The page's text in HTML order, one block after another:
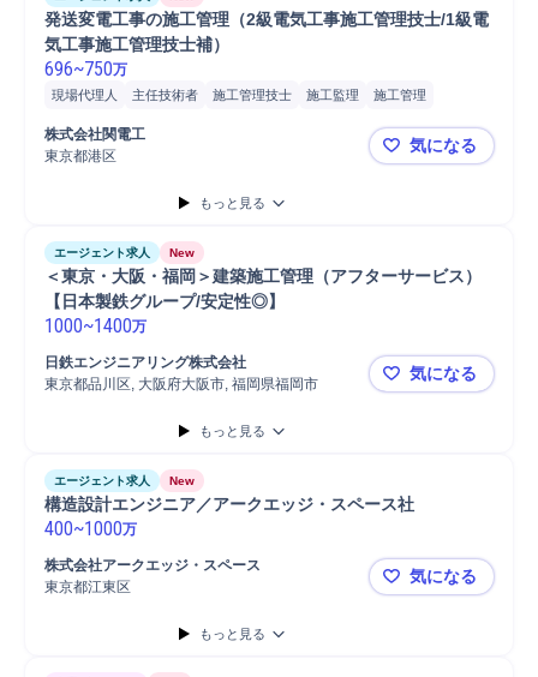
発送変電工事の施工管理（2級電気工事施工管理技士/1級電
気工事施工管理技士補）
696~750万
現場代理人 主任技術者 施工管理技士 施工監理
施工管理
配電設備施工
発電設備/受変電設備施工管理
工事監理
工事計画管理
株式会社関電工
東京都港区
発送変電工
気になる
もっと見る
エージェント求人 New
＜東京・大阪・福岡＞建築施工管理（アフターサービス）
【日本製鉄グループ/安定性◎】
1000~1400万
日鉄エンジニアリング株式会社
東京都品川区, 大阪府大阪市, 福岡県福岡市
＜東京・大
気になる
もっと見る
エージェント求人 New
構造設計エンジニア／アークエッジ・スペース社
400~1000万
株式会社アークエッジ・スペース
東京都江東区
構造設計エ
気になる
もっと見る